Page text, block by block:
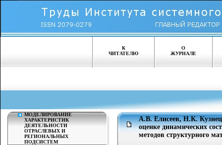
К
ЧИТАТЕЛЮ
О
ЖУРНАЛЕ
МОДЕЛИРОВАНИЕ
ХАРАКТЕРИСТИК
ДЕЯТЕЛЬНОСТИ
ОТРАСЛЕВЫХ И
РЕГИОНАЛЬНЫХ
ПОДСИСТЕМ
А.В. Елисеев, Н.К.
оценке динамических
методов структурного